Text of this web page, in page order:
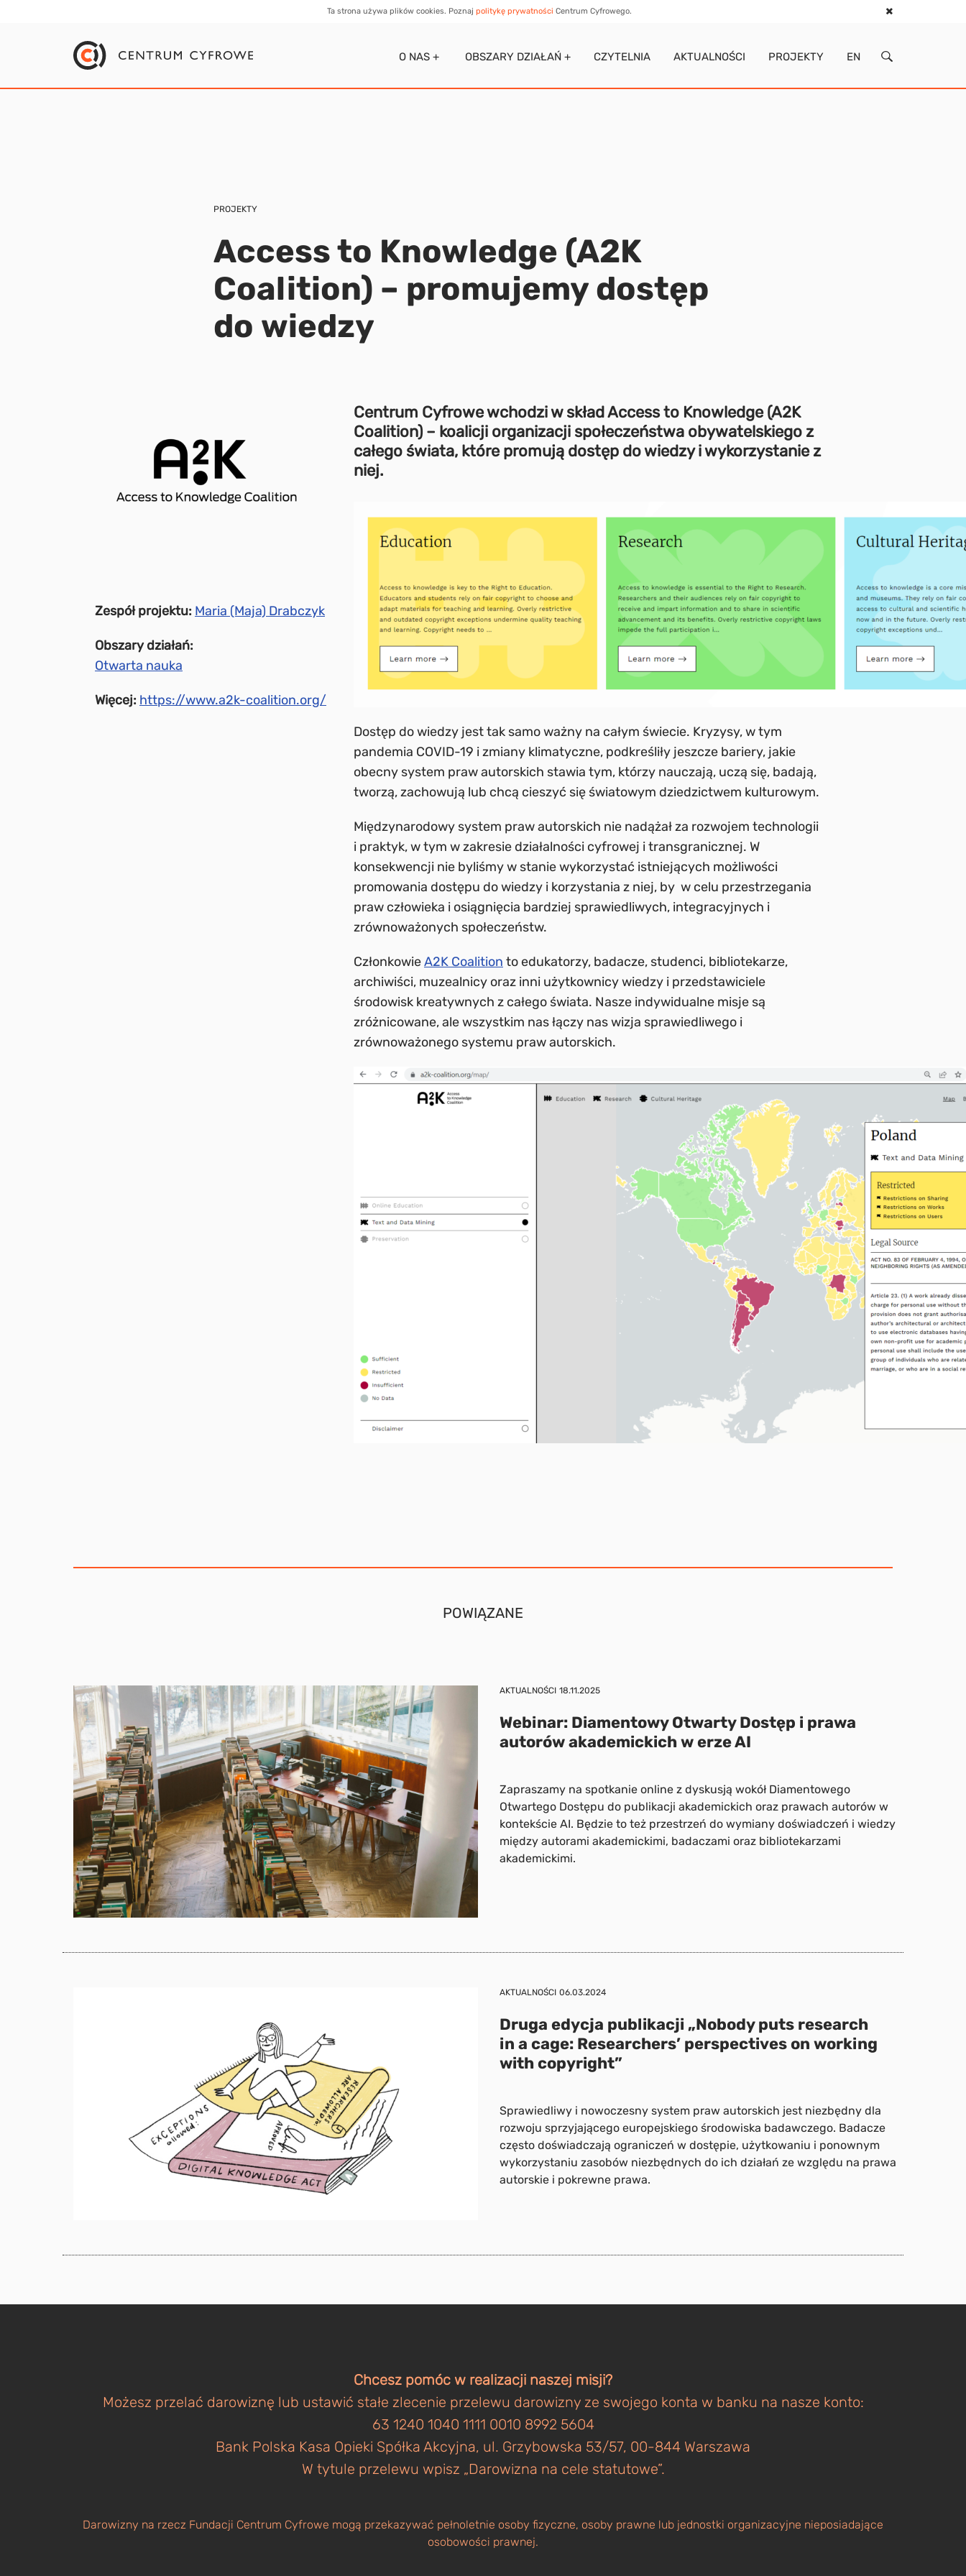
Ta strona używa plików cookies. Poznaj politykę prywatności Centrum Cyfrowego.
O NAS + OBSZARY DZIAŁAŃ + CZYTELNIA AKTUALNOŚCI PROJEKTY EN
PROJEKTY
Access to Knowledge (A2K
Coalition) – promujemy dostęp
do wiedzy
Zespół projektu: Maria (Maja) Drabczyk
Obszary działań:
Otwarta nauka
Więcej: https://www.a2k-coalition.org/
Centrum Cyfrowe wchodzi w skład Access to Knowledge (A2K
Coalition) – koalicji organizacji społeczeństwa obywatelskiego z
całego świata, które promują dostęp do wiedzy i wykorzystanie z
niej.
Dostęp do wiedzy jest tak samo ważny na całym świecie. Kryzysy, w tym
pandemia COVID-19 i zmiany klimatyczne, podkreśliły jeszcze bariery, jakie
obecny system praw autorskich stawia tym, którzy nauczają, uczą się, badają,
tworzą, zachowują lub chcą cieszyć się światowym dziedzictwem kulturowym.
Międzynarodowy system praw autorskich nie nadążał za rozwojem technologii
i praktyk, w tym w zakresie działalności cyfrowej i transgranicznej. W
konsekwencji nie byliśmy w stanie wykorzystać istniejących możliwości
promowania dostępu do wiedzy i korzystania z niej, by w celu przestrzegania
praw człowieka i osiągnięcia bardziej sprawiedliwych, integracyjnych i
zrównoważonych społeczeństw.
CzłonkowieA2K Coalition to edukatorzy, badacze, studenci, bibliotekarze,
archiwiści, muzealnicy oraz inni użytkownicy wiedzy i przedstawiciele
środowisk kreatywnych z całego świata. Nasze indywidualne misje są
zróżnicowane, ale wszystkim nas łączy nas wizja sprawiedliwego i
zrównoważonego systemu praw autorskich.
POWIĄZANE
AKTUALNOŚCI 18.11.2025
Webinar: Diamentowy Otwarty Dostęp i prawa
autorów akademickich w erze AI
Zapraszamy na spotkanie online z dyskusją wokół Diamentowego
Otwartego Dostępu do publikacji akademickich oraz prawach autorów w
kontekście AI. Będzie to też przestrzeń do wymiany doświadczeń i wiedzy
między autorami akademickimi, badaczami oraz bibliotekarzami
akademickimi.
AKTUALNOŚCI 06.03.2024
Druga edycja publikacji „Nobody puts research
in a cage: Researchers’ perspectives on working
with copyright”
Sprawiedliwy i nowoczesny system praw autorskich jest niezbędny dla
rozwoju sprzyjającego europejskiego środowiska badawczego. Badacze
często doświadczają ograniczeń w dostępie, użytkowaniu i ponownym
wykorzystaniu zasobów niezbędnych do ich działań ze względu na prawa
autorskie i pokrewne prawa.
Chcesz pomóc w realizacji naszej misji?
Możesz przelać darowiznę lub ustawić stałe zlecenie przelewu darowizny ze swojego konta w banku na nasze konto:
63 1240 1040 1111 0010 8992 5604
Bank Polska Kasa Opieki Spółka Akcyjna, ul. Grzybowska 53/57, 00-844 Warszawa
W tytule przelewu wpisz „Darowizna na cele statutowe”.
Darowizny na rzecz Fundacji Centrum Cyfrowe mogą przekazywać pełnoletnie osoby fizyczne, osoby prawne lub jednostki organizacyjne nieposiadające
osobowości prawnej.